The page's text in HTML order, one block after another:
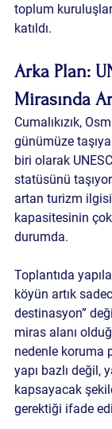
toplum
katıldı.
Arka Plan:
Mirasında
Cumalıkızık,
günümüze
biri olarak
statüsünü
artan turizm
kapasitesinin çok
durumda.
Toplantıda
köyün artık
destinasyon”
miras alanı
nedenle koruma
yapı bazlı değil,
kapsayacak
gerektiği ifade